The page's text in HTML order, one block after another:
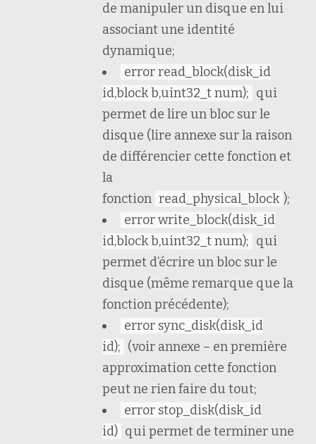
de manipuler un disque en lui
associant une identité
dynamique;
error read_block(disk_id
id,block b,uint32_t num); qui
permet de lire un bloc sur le
disque (lire annexe sur la raison
de différencier cette fonction et
la
fonction read_physical_block );
error write_block(disk_id
id,block b,uint32_t num); qui
permet d’écrire un bloc sur le
disque (même remarque que la
fonction précédente);
error sync_disk(disk_id
id); (voir annexe – en première
approximation cette fonction
peut ne rien faire du tout;
error stop_disk(disk_id
id) qui permet de terminer une